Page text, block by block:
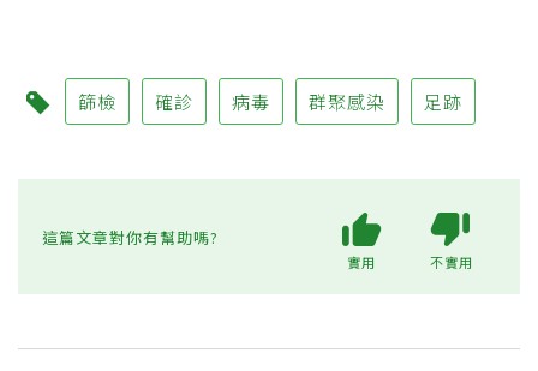
篩檢 確診 病毒 群聚感染 足跡
這篇文章對你有幫助嗎?
實用 不實用